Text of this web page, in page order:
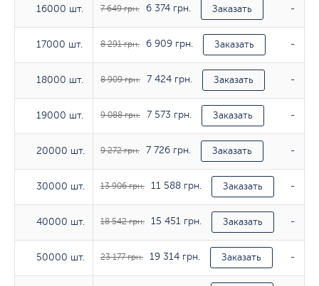
16000 шт.
17000 шт.
18000 шт.
19000 шт.
20000 шт.
30000 шт.
40000 шт.
50000 шт.
16000 шт. 7 649 грн. 6 374 грн. Заказать -
17000 шт. 8 291 грн. 6 909 грн. Заказать -
18000 шт. 8 909 грн. 7 424 грн. Заказать -
19000 шт. 9 088 грн. 7 573 грн. Заказать -
20000 шт. 9 272 грн. 7 726 грн. Заказать -
30000 шт. 13 906 грн. 11 588 грн. Заказать -
40000 шт. 18 542 грн. 15 451 грн. Заказать -
50000 шт. 23 177 грн. 19 314 грн. Заказать -